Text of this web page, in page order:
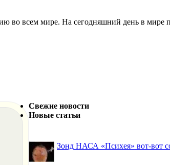
во всем мире. На сегодняшний день в мире
Свежие новости
Новые статьи
Зонд НАСА «Психея» вот-вот